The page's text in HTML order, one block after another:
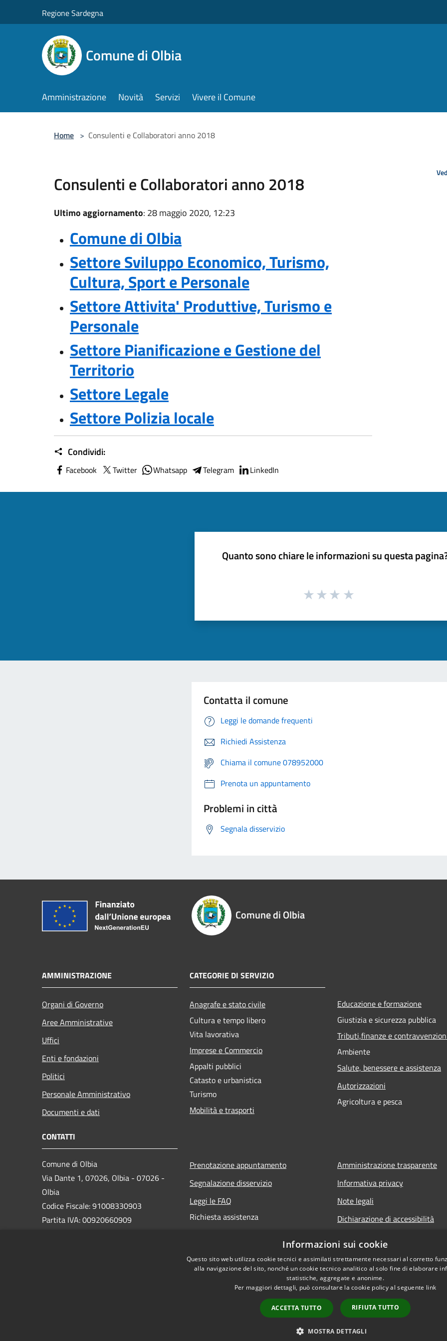
Regione Sardegna
Comune di Olbia
Amministrazione Novità Servizi Vivere il Comune
Home > Consulenti e Collaboratori anno 2018
Consulenti e Collaboratori anno 2018
Ultimo aggiornamento: 28 maggio 2020, 12:23
Comune di Olbia
Settore Sviluppo Economico, Turismo,
Cultura, Sport e Personale
Settore Attivita' Produttive, Turismo e
Personale
Settore Pianificazione e Gestione del
Territorio
Settore Legale
Settore Polizia locale
Condividi:
Facebook Twitter Whatsapp Telegram LinkedIn
Quanto sono chiare le informazioni su questa
Contatta il comune
Leggi le domande frequenti
Richiedi Assistenza
Chiama il comune 078952000
Prenota un appuntamento
Problemi in città
Segnala disservizio
Comune di Olbia
AMMINISTRAZIONE
Organi di Governo
Aree Amministrative
Uffici
Enti e fondazioni
Politici
Personale Amministrativo
Documenti e dati
CATEGORIE DI SERVIZIO
Anagrafe e stato civile
Cultura e tempo libero
Vita lavorativa
Imprese e Commercio
Appalti pubblici
Catasto e urbanistica
Turismo
Mobilità e trasporti
Educazione e formazione
Giustizia e sicurezza pubblica
Tributi,finanze e
Ambiente
Salute, benessere e assistenza
Autorizzazioni
Agricoltura e pesca
CONTATTI
Comune di Olbia
Via Dante 1, 07026, Olbia - 07026 -
Olbia
Codice Fiscale: 91008330903
Partita IVA: 00920660909
Prenotazione appuntamento
Segnalazione disservizio
Leggi le FAQ
Richiesta assistenza
Amministrazione trasparente
Informativa privacy
Note legali
Dichiarazione di accessibilità
Copyright © 2026 •
Informazioni sui cookie
Questo sito web utilizza cookie tecnici e assimilati strettamente necessari al corretto
alla navigazione del sito, nonché un cookie tecnico analitico al solo fine di elaborare
statistiche, aggregate e anonime.
Per maggiori dettagli, può consultare la cookie policy al seguente link
ACCETTA TUTTO RIFIUTA TUTTO
MOSTRA DETTAGLI